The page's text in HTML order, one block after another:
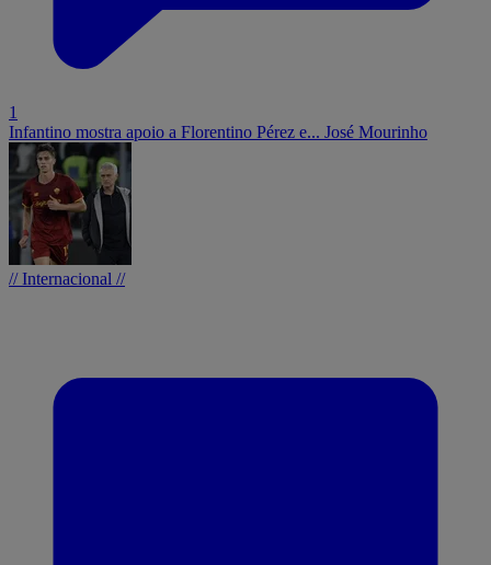
1
Infantino mostra apoio a Florentino Pérez e... José Mourinho
// Internacional //